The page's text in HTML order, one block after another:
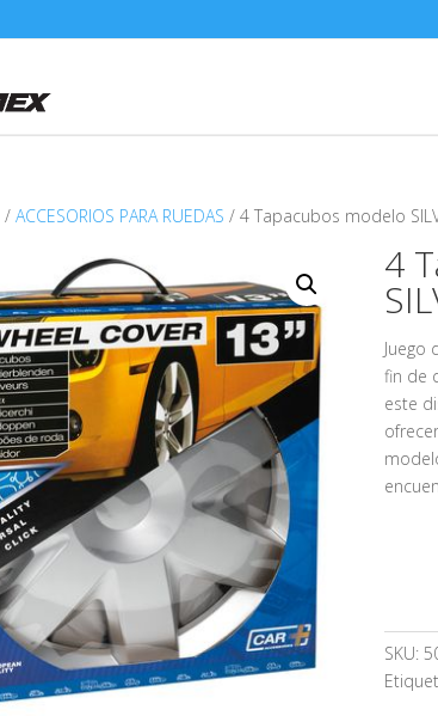
/ACCESORIOS PARA RUEDAS / 4 Tapacubos modelo
4
Juego
fin de
este
SKU: